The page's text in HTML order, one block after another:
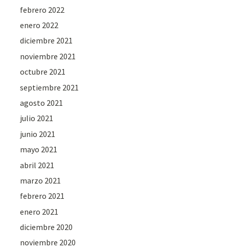
febrero 2022
enero 2022
diciembre 2021
noviembre 2021
octubre 2021
septiembre 2021
agosto 2021
julio 2021
junio 2021
mayo 2021
abril 2021
marzo 2021
febrero 2021
enero 2021
diciembre 2020
noviembre 2020